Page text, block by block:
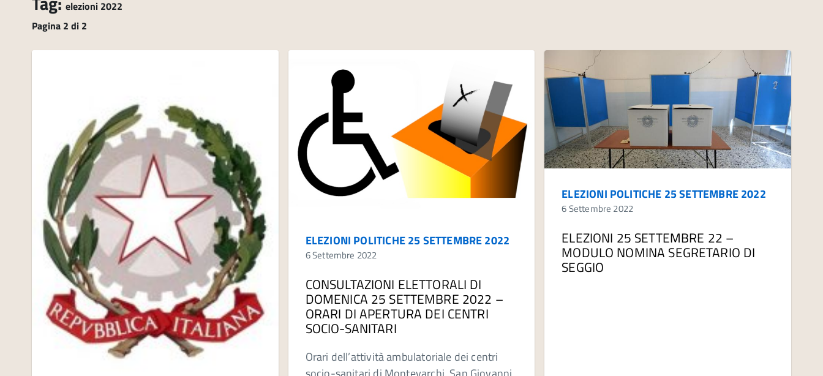
elezioni 2022
Pagina 2 di 2
ELEZIONI POLITICHE 25 SETTEMBRE 2022
6 Settembre 2022
CONSULTAZIONI ELETTORALI DI
DOMENICA 25 SETTEMBRE 2022 –
ORARI DI APERTURA DEI CENTRI
SOCIO-SANITARI
Orari dell’attività ambulatoriale dei centri
ELEZIONI POLITICHE 25 SETTEMBRE 2022
6 Settembre 2022
ELEZIONI 25 SETTEMBRE 22 –
MODULO NOMINA SEGRETARIO DI
SEGGIO